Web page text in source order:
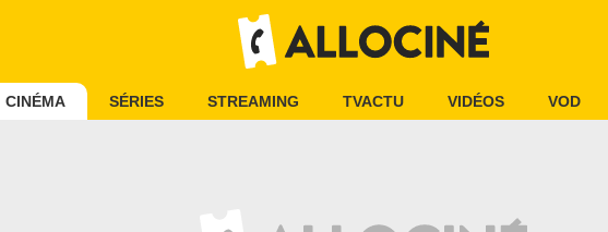
CINÉMA SÉRIES STREAMING TVACTU VIDÉOS VOD